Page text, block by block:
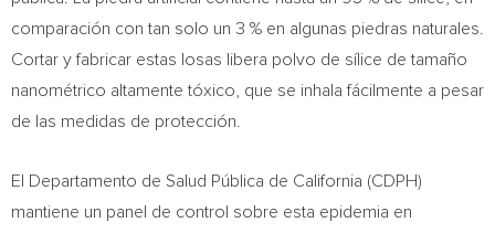
comparación con tan solo un 3 % en algunas piedras naturales.
Cortar y fabricar estas losas libera polvo de sílice de tamaño
nanométrico altamente tóxico, que se inhala fácilmente a pesar
de las medidas de protección.
El Departamento de Salud Pública de California (CDPH)
mantiene un panel de control sobre esta epidemia en